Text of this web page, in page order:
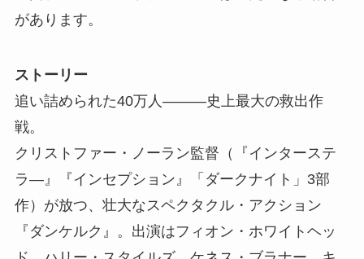
があります。
ストーリー
追い詰められた40万人―――史上最大の救出作
戦。
クリストファー・ノーラン監督（『インターステ
ラ―』『インセプション』「ダークナイト」3部
作）が放つ、壮大なスペクタクル・アクション
『ダンケルク』。出演はフィオン・ホワイトヘッ